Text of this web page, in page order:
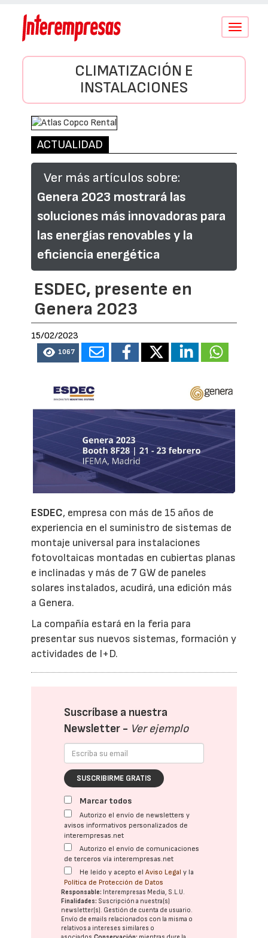
Conmutar
CLIMATIZACIÓN E
INSTALACIONES
ACTUALIDAD
Ver más artículos sobre:
Genera 2023 mostrará las
soluciones más innovadoras para
las energías renovables y la
eficiencia energética
ESDEC, presente en
Genera 2023
15/02/2023
1067
ESDEC, empresa con más de 15 años de
experiencia en el suministro de sistemas de
montaje universal para instalaciones
fotovoltaicas montadas en cubiertas planas
e inclinadas y más de 7 GW de paneles
solares instalados, acudirá, una edición más
a Genera.
La compañía estará en la feria para
presentar sus nuevos sistemas, formación y
actividades de I+D.
Suscríbase a nuestra
Newsletter - Ver ejemplo
SUSCRIBIRME GRATIS
Marcar todos
Autorizo el envío de newsletters y
avisos informativos personalizados de
interempresas.net
Autorizo el envío de comunicaciones
de terceros vía interempresas.net
He leído y acepto elAviso Legal y la
Política de Protección de Datos
Responsable: Interempresas Media, S.L.U.
Finalidades: Suscripción a nuestra(s)
newsletter(s). Gestión de cuenta de usuario.
Envío de emails relacionados con la misma o
relativos a intereses similares o